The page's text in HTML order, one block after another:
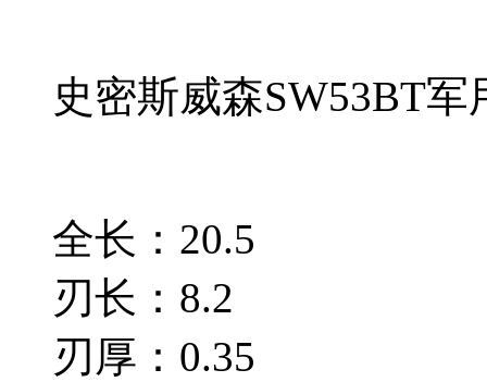
史密斯威森SW53BT军
全长：20.5
刃长：8.2
刃厚：0.35